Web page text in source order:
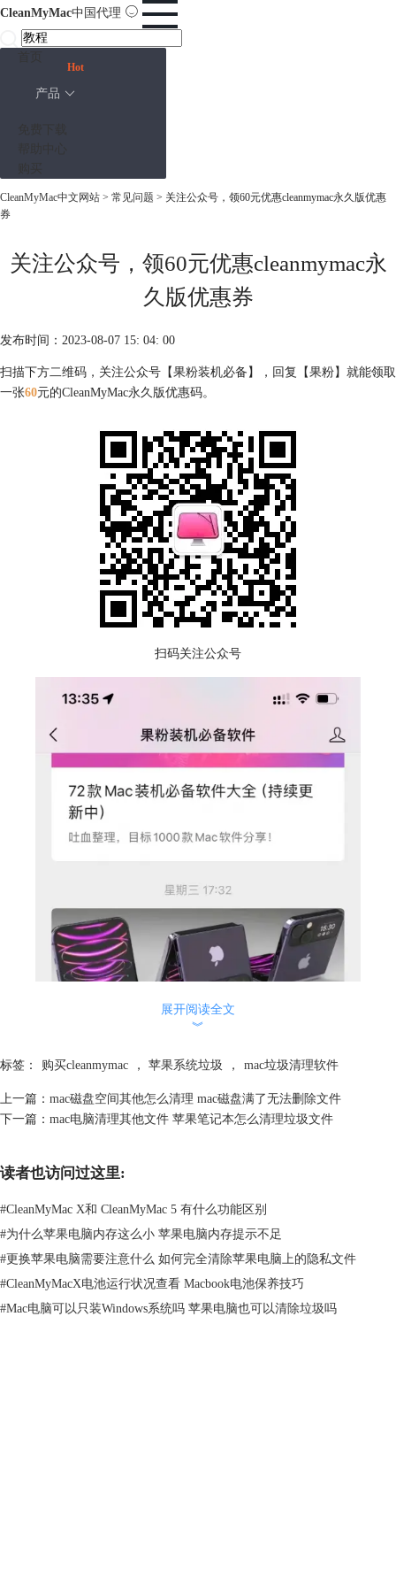
CleanMyMac中国代理
产品
Hot
CleanMyMac中文网站 > 常见问题 > 关注公众号，领60元优惠cleanmymac永久版优惠
券
关注公众号，领60元优惠cleanmymac永
久版优惠券
发布时间：2023-08-07 15: 04: 00
扫描下方二维码，关注公众号【果粉装机必备】，回复【果粉】就能领取
一张60元的CleanMyMac永久版优惠码。
扫码关注公众号
展开阅读全文
︾
标签： 购买cleanmymac ， 苹果系统垃圾 ， mac垃圾清理软件
上一篇： mac磁盘空间其他怎么清理 mac磁盘满了无法删除文件
下一篇： mac电脑清理其他文件 苹果笔记本怎么清理垃圾文件
读者也访问过这里:
#CleanMyMac X和 CleanMyMac 5 有什么功能区别
#为什么苹果电脑内存这么小 苹果电脑内存提示不足
#更换苹果电脑需要注意什么 如何完全清除苹果电脑上的隐私文件
#CleanMyMacX电池运行状况查看 Macbook电池保养技巧
#Mac电脑可以只装Windows系统吗 苹果电脑也可以清除垃圾吗